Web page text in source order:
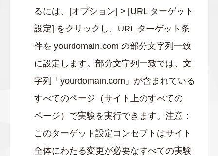
るには、[オプション] > [URL ターゲット
設定] をクリックし、URL ターゲット条
件を yourdomain.com の部分文字列一致
に設定します。部分文字列一致では、文
字列「yourdomain.com」が含まれている
すべてのページ（サイト上のすべての
ページ）で実験を実行できます。注意：
このターゲット設定コンセプトはサイト
全体にわたる変更が必要なすべての実験